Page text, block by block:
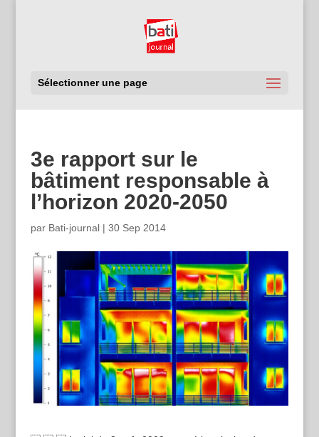
Sélectionner une page
3e rapport sur le
bâtiment responsable à
l’horizon 2020-2050
par Bati-journal| 30 Sep 2014